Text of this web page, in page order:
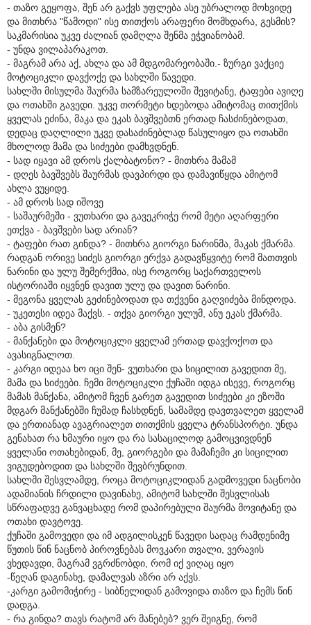
- თაზო გეყოფა, შენ არ გაქვს უფლება ასე უბრალოდ მოხვიდე
და მითხრა "წამოდი" ისე თითქოს არაფერი მომხდარა, გესმის?
საკმარისია უკვე ძალიან დამღლა შენმა ეჭვიანობამ.
- უნდა ვილაპარაკოთ.
- მაგრამ არა აქ, ახლა და ამ მდგომარეობაში.- ზურგი ვაქციე
მოტოციკლი დავქოქე და სახლში წავედი.
სახლში მისულმა შაურმა სამზარეულოში შევიტანე, ტაფები ავიღე
და ოთახში გავედი. უკვე თორმეტი ხდებოდა ამიტომაც თითქმის
ყველას ეძინა, მაკა და ეკას ბავშვებთნ ერთად ჩასძინებოდათ,
დედაც დაღლილი უკვე დასაძინებლად წასულიყო და ოთახში
მხოლოდ მამა და სიძეები დამხვდნენ.
- სად იყავი ამ დროს ქალბატონო? - მითხრა მამამ
- დღეს ბავშვებს შაურმას დავპირდი და დამავიწყდა ამიტომ
ახლა ვუყიდე.
- ამ დროს სად იშოვე
- საშაურმეში - ვუთხარი და გავეკრიჭე რომ მეტი აღარფერი
ეთქვა - ბავშვები სად არიან?
- ტაფები რათ გინდა? - მითხრა გიორგი ნარინმა, მაკას ქმარმა.
რადგან ორივე სიძეს გიორგი ერქვა გადავწყვიტე რომ მათთვის
ნარინი და ულუ შემერქმია, ისე როგორც საქართველოს
ისტორიაში იყვნენ დავით ულუ და დავით ნარინი.
- მეგონა ყველას გეძინებოდათ და თქვენი გაღვიძება მინდოდა.
- უკეთესი იდეა მაქვს. - თქვა გიორგი ულუმ, ანუ ეკას ქმარმა.
- აბა გისმენ?
- მანქანები და მოტოციკლი ყველამ ერთად დავქოქოთ და
ავასიგნალოთ.
- კარგი იდეაა ხო იცი შენ- ვუთხარი და სიცილით გავედით მე,
მამა და სიძეები. ჩემი მოტოციკლი ქუჩაში იდგა ისევე, როგორც
მამას მანქანა, ამიტომ ჩვენ გარეთ გავედით სიძეები კი ეზოში
მდგარ მანქანებში ჩუმად ჩასხდნენ, სამამდე დავთვალეთ ყველამ
და ერთიანად ავაგრიალეთ თითქმის ყველა ტრანსპორტი. უნდა
გენახათ რა ხმაური იყო და რა სასაცილოდ გამოცვივდნენ
ყველანი ოთახებიდან, მე, გიორგები და მამაჩემი კი სიცილით
ვიგუდებოდით და სახლში შევბრუნდით.
სახლში შესვლამდე, როცა მოტოციკლიდან გადმოვედი ნაცნობი
ადამიანის ჩრდილი დავინახე, ამიტომ სახლში შესვლისას
სწრაფადვე განვაცხადე რომ დაპირებული შაურმა მოვიტანე და
ოთახი დავტოვე.
ქუჩაში გამოვედი და იმ ადგილისკენ წავედი სადაც რამდენიმე
წუთის წინ ნაცნობ პიროვნებას მოვკარი თვალი, ვერავის
ვხედავდი, მაგრამ ვგრძნობდი, რომ იქ ვიღაც იყო
-წეღან დაგინახე, დამალვას აზრი არ აქვს.
-კარგი გამომიჭირე - სიბნელიდან გამოვიდა თაზო და ჩემს წინ
დადგა.
- რა გინდა? თავს რატომ არ მანებებ? ვერ შეიგნე, რომ